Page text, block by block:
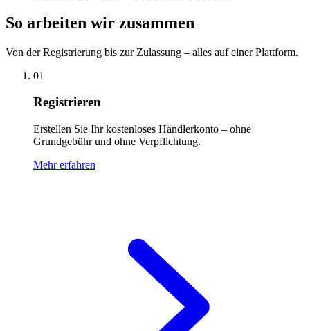
So arbeiten wir zusammen
Von der Registrierung bis zur Zulassung – alles auf einer Plattform.
01
Registrieren
Erstellen Sie Ihr kostenloses Händlerkonto – ohne
Grundgebühr und ohne Verpflichtung.
Mehr erfahren